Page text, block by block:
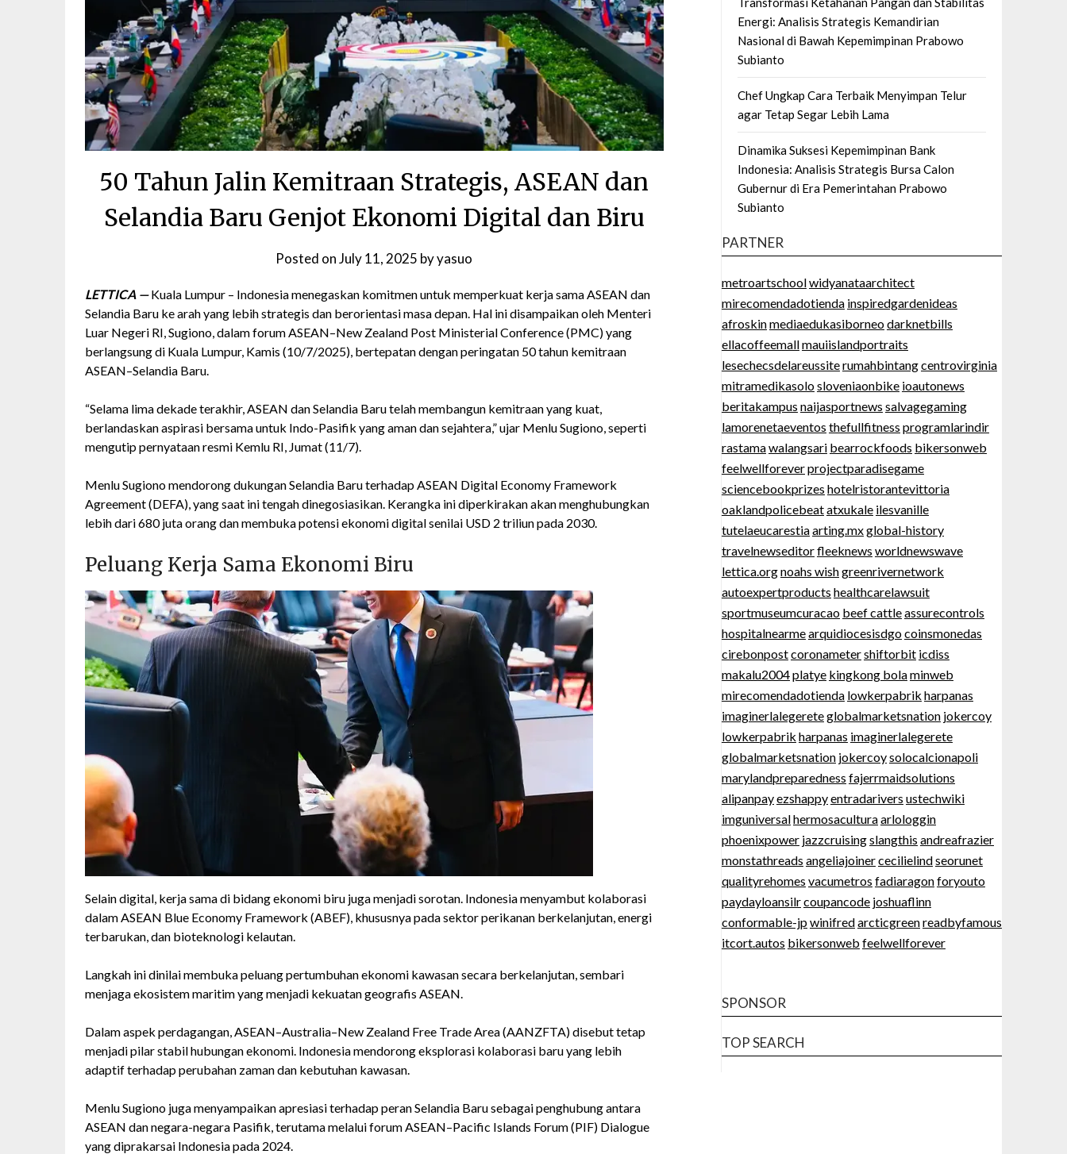
50 Tahun Jalin Kemitraan Strategis, ASEAN dan
Selandia Baru Genjot Ekonomi Digital dan Biru
Posted onJuly 11, 2025 byyasuo
LETTICA —Kuala Lumpur – Indonesia menegaskan komitmen untuk memperkuat kerja sama ASEAN dan
Selandia Baru ke arah yang lebih strategis dan berorientasi masa depan. Hal ini disampaikan oleh Menteri
Luar Negeri RI, Sugiono, dalam forum ASEAN–New Zealand Post Ministerial Conference (PMC) yang
berlangsung di Kuala Lumpur, Kamis (10/7/2025), bertepatan dengan peringatan 50 tahun kemitraan
ASEAN–Selandia Baru.
“Selama lima dekade terakhir, ASEAN dan Selandia Baru telah membangun kemitraan yang kuat,
berlandaskan aspirasi bersama untuk Indo-Pasifik yang aman dan sejahtera,” ujar Menlu Sugiono, seperti
mengutip pernyataan resmi Kemlu RI, Jumat (11/7).
Menlu Sugiono mendorong dukungan Selandia Baru terhadap ASEAN Digital Economy Framework
Agreement (DEFA), yang saat ini tengah dinegosiasikan. Kerangka ini diperkirakan akan menghubungkan
lebih dari 680 juta orang dan membuka potensi ekonomi digital senilai USD 2 triliun pada 2030.
Peluang Kerja Sama Ekonomi Biru
Selain digital, kerja sama di bidang ekonomi biru juga menjadi sorotan. Indonesia menyambut kolaborasi
dalam ASEAN Blue Economy Framework (ABEF), khususnya pada sektor perikanan berkelanjutan, energi
terbarukan, dan bioteknologi kelautan.
Langkah ini dinilai membuka peluang pertumbuhan ekonomi kawasan secara berkelanjutan, sembari
menjaga ekosistem maritim yang menjadi kekuatan geografis ASEAN.
Dalam aspek perdagangan, ASEAN–Australia–New Zealand Free Trade Area (AANZFTA) disebut tetap
menjadi pilar stabil hubungan ekonomi. Indonesia mendorong eksplorasi kolaborasi baru yang lebih
adaptif terhadap perubahan zaman dan kebutuhan kawasan.
Menlu Sugiono juga menyampaikan apresiasi terhadap peran Selandia Baru sebagai penghubung antara
ASEAN dan negara-negara Pasifik, terutama melalui forum ASEAN–Pacific Islands Forum (PIF) Dialogue
yang diprakarsai Indonesia pada 2024.
Energi: Analisis Strategis Kemandirian
Nasional di Bawah Kepemimpinan Prabowo
Subianto
Chef Ungkap Cara Terbaik Menyimpan Telur
agar Tetap Segar Lebih Lama
Dinamika Suksesi Kepemimpinan Bank
Indonesia: Analisis Strategis Bursa Calon
Gubernur di Era Pemerintahan Prabowo
Subianto
PARTNER
metroartschoolwidyanataarchitect
mirecomendadotienda inspiredgardenideas
afroskinmediaedukasiborneodarknetbills
ellacoffeemallmauiislandportraits
lesechecsdelareussiterumahbintangcentrovirginia
mitramedikasolosloveniaonbike ioautonews
beritakampus naijasportnews salvagegaming
lamorenetaeventos thefullfitness programlarindir
rastamawalangsari bearrockfoods bikersonweb
feelwellforeverprojectparadisegame
sciencebookprizes hotelristorantevittoria
oaklandpolicebeatatxukale ilesvanille
tutelaeucarestiaarting.mxglobal-history
travelnewseditorfleeknews worldnewswave
lettica.orgnoahs wishgreenrivernetwork
autoexpertproducts healthcarelawsuit
sportmuseumcuracao beef cattleassurecontrols
hospitalnearmearquidiocesisdgocoinsmonedas
cirebonpostcoronametershiftorbit icdiss
makalu2004platye kingkong bolaminweb
mirecomendadotienda lowkerpabrik harpanas
imaginerlalegereteglobalmarketsnation jokercoy
lowkerpabrik harpanas imaginerlalegerete
globalmarketsnation jokercoysolocalcionapoli
marylandpreparedness fajerrmaidsolutions
alipanpayezshappyentradarivers ustechwiki
imguniversalhermosaculturaarlologgin
phoenixpower jazzcruisingslangthis andreafrazier
monstathreads angeliajoinercecilielindseorunet
qualityrehomes vacumetros fadiaragonforyouto
paydayloansilrcoupancode joshuaflinn
conformable-jpwinifredarcticgreenreadbyfamous
itcort.autos bikersonweb feelwellforever
SPONSOR
TOP SEARCH